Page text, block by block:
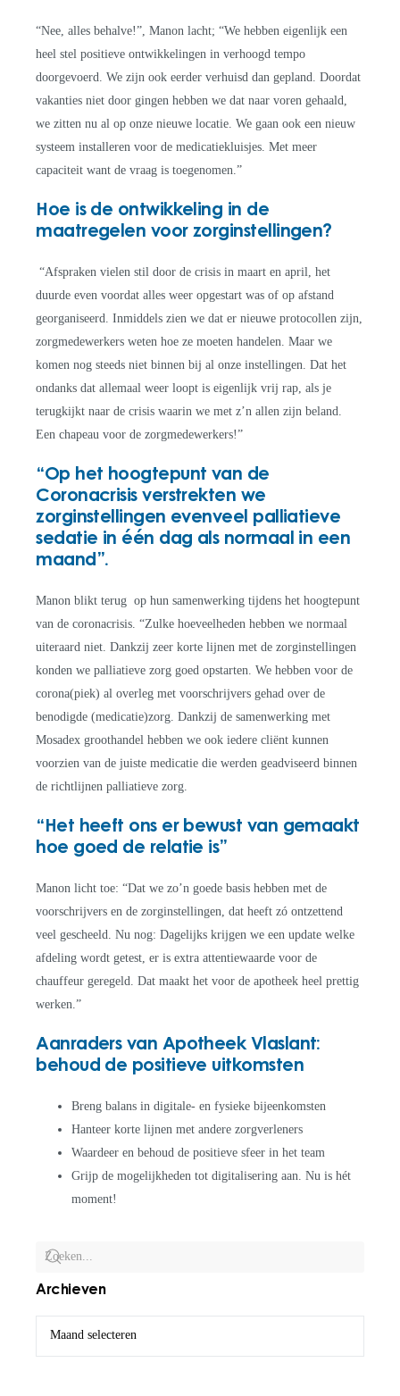
Archieven
“Nee, alles behalve!”, Manon lacht; “We hebben eigenlijk een
heel stel positieve ontwikkelingen in verhoogd tempo
doorgevoerd. We zijn ook eerder verhuisd dan gepland. Doordat
vakanties niet door gingen hebben we dat naar voren gehaald,
we zitten nu al op onze nieuwe locatie. We gaan ook een nieuw
systeem installeren voor de medicatiekluisjes. Met meer
capaciteit want de vraag is toegenomen.”
Hoe is de ontwikkeling in de
maatregelen voor zorginstellingen?
“Afspraken vielen stil door de crisis in maart en april, het
duurde even voordat alles weer opgestart was of op afstand
georganiseerd. Inmiddels zien we dat er nieuwe protocollen zijn,
zorgmedewerkers weten hoe ze moeten handelen. Maar we
komen nog steeds niet binnen bij al onze instellingen. Dat het
ondanks dat allemaal weer loopt is eigenlijk vrij rap, als je
terugkijkt naar de crisis waarin we met z’n allen zijn beland.
Een chapeau voor de zorgmedewerkers!”
“Op het hoogtepunt van de
Coronacrisis verstrekten we
zorginstellingen evenveel palliatieve
sedatie in één dag als normaal in een
maand”.
Manon blikt terug op hun samenwerking tijdens het hoogtepunt
van de coronacrisis. “Zulke hoeveelheden hebben we normaal
uiteraard niet. Dankzij zeer korte lijnen met de zorginstellingen
konden we palliatieve zorg goed opstarten. We hebben voor de
corona(piek) al overleg met voorschrijvers gehad over de
benodigde (medicatie)zorg. Dankzij de samenwerking met
Mosadex groothandel hebben we ook iedere cliënt kunnen
voorzien van de juiste medicatie die werden geadviseerd binnen
de richtlijnen palliatieve zorg.
“Het heeft ons er bewust van gemaakt
hoe goed de relatie is”
Manon licht toe: “Dat we zo’n goede basis hebben met de
voorschrijvers en de zorginstellingen, dat heeft zó ontzettend
veel gescheeld. Nu nog: Dagelijks krijgen we een update welke
afdeling wordt getest, er is extra attentiewaarde voor de
chauffeur geregeld. Dat maakt het voor de apotheek heel prettig
werken.”
Aanraders van Apotheek Vlaslant:
behoud de positieve uitkomsten
Breng balans in digitale- en fysieke bijeenkomsten
Hanteer korte lijnen met andere zorgverleners
Waardeer en behoud de positieve sfeer in het team
Grijp de mogelijkheden tot digitalisering aan. Nu is hét
moment!